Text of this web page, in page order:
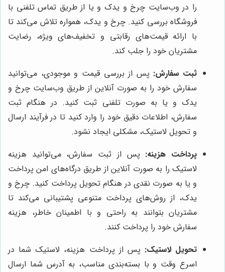
را در وب‌سایت چرخ و یدک و یا از طریق تماس تلفنی با
فروشگاه بررسی کنید. چرخ و یدک، همواره تلاش می‌کند تا
با ارائه قیمت‌های رقابتی و تخفیف‌های ویژه، رضایت
مشتریان خود را جلب کند.
ثبت سفارش: پس از بررسی قیمت و موجودی، می‌توانید
سفارش خود را به صورت آنلاین از طریق وب‌سایت چرخ و
یدک و یا به صورت تلفنی ثبت کنید. در هنگام ثبت
سفارش، اطلاعات دقیق خود را وارد کنید تا در فرآیند ارسال
و تحویل لاستیک، مشکلی ایجاد نشود.
پرداخت هزینه: پس از ثبت سفارش، می‌توانید هزینه
لاستیک را به صورت آنلاین از طریق درگاه‌های امن پرداخت
و یا به صورت نقدی در هنگام تحویل پرداخت کنید. چرخ و
یدک، از روش‌های پرداخت متنوعی پشتیبانی می‌کند تا
مشتریان بتوانند به راحتی و با اطمینان خاطر، هزینه
سفارش خود را پرداخت کنند.
تحویل لاستیک: پس از پرداخت هزینه، لاستیک شما در
اسرع وقت و با بسته‌بندی مناسب، به آدرس شما ارسال